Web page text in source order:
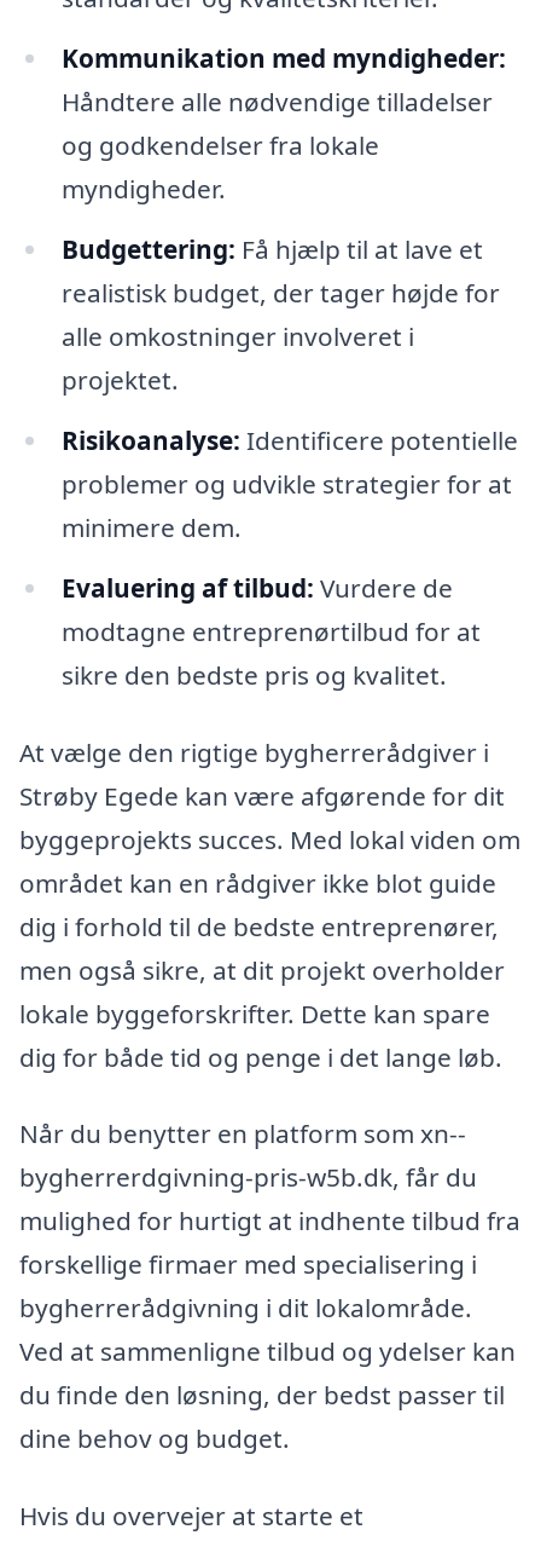
Kommunikation med myndigheder:
Håndtere alle nødvendige tilladelser
og godkendelser fra lokale
myndigheder.
Budgettering: Få hjælp til at lave et
realistisk budget, der tager højde for
alle omkostninger involveret i
projektet.
Risikoanalyse: Identificere potentielle
problemer og udvikle strategier for at
minimere dem.
Evaluering af tilbud: Vurdere de
modtagne entreprenørtilbud for at
sikre den bedste pris og kvalitet.
At vælge den rigtige bygherrerådgiver i
Strøby Egede kan være afgørende for dit
byggeprojekts succes. Med lokal viden om
området kan en rådgiver ikke blot guide
dig i forhold til de bedste entreprenører,
men også sikre, at dit projekt overholder
lokale byggeforskrifter. Dette kan spare
dig for både tid og penge i det lange løb.
Når du benytter en platform som xn--
bygherrerdgivning-pris-w5b.dk, får du
mulighed for hurtigt at indhente tilbud fra
forskellige firmaer med specialisering i
bygherrerådgivning i dit lokalområde.
Ved at sammenligne tilbud og ydelser kan
du finde den løsning, der bedst passer til
dine behov og budget.
Hvis du overvejer at starte et